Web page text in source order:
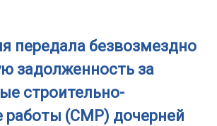
передала безвозмездно
задолженность за
строительно-
(СМР) дочерней